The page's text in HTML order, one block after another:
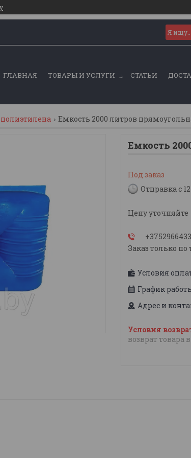
ГЛАВНАЯ ТОВАРЫ И УСЛУГИ СТАТЬИ
Емкость 2000 литров
Емкость
Под заказ
Отправка с
Цену уточняйте
Заказ только по
Условия
График
Адрес и
возврат товара